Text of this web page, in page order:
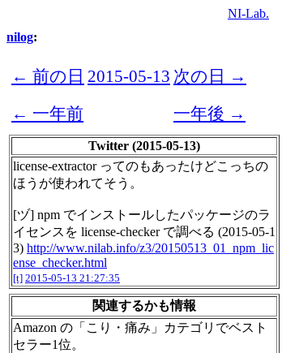
NI-Lab.
nilog:
← 前の日 2015-05-13 次の日 →
← 一年前
一年後 →
Twitter (2015-05-13)
license-extractor ってのもあったけどこっちの
ほうが使われてそう。
[ヅ] npm でインストールしたパッケージのラ
イセンスを license-checker で調べる (2015-05-1
3) http://www.nilab.info/z3/20150513_01_npm_lic
ense_checker.html
[t] 2015-05-13 21:27:35
関連するかも情報
Amazon の「こり・痛み」カテゴリでベスト
セラー1位。